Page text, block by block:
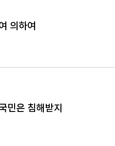
의하여
민은 침해받지